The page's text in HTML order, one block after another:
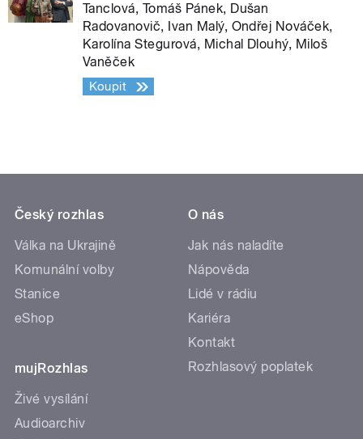
Tanclová, Tomáš Pánek, Dušan
Radovanovič, Ivan Malý, Ondřej Nováček,
Karolína Stegurová, Michal Dlouhý, Miloš
Vaněček
Koupit
Český rozhlas
Válka na Ukrajině
Komunální volby
Stanice
eShop
mujRozhlas
Živé vysílání
Audioarchiv
O nás
Jak nás naladíte
Nápověda
Lidé v rádiu
Kariéra
Kontakt
Rozhlasový poplatek